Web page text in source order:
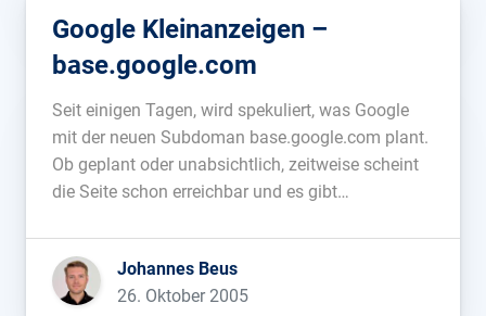
Google Kleinanzeigen –
base.google.com
Seit einigen Tagen, wird spekuliert, was Google
mit der neuen Subdoman base.google.com plant.
Ob geplant oder unabsichtlich, zeitweise scheint
die Seite schon erreichbar und es gibt
Interessant, wie sich das weiterentwickelt und wie
Google in den Kleinanzeigenmarkt einsteigen
wird. Update: Spiegel Online hat das Thema
Johannes Beus
26. Oktober 2005